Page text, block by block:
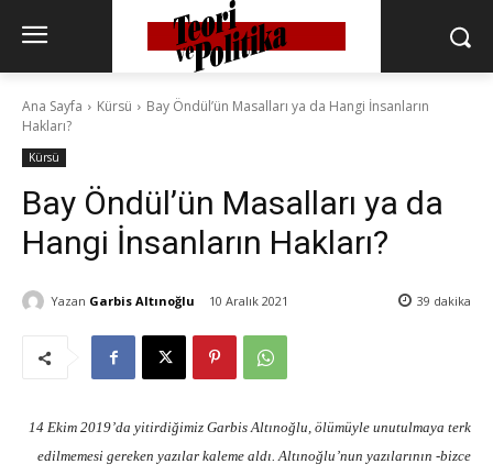
Ana Sayfa Kürsü
Bay Öndül’ün Masalları ya da Hangi İnsanların
Hakları?
Kürsü
Bay Öndül’ün Masalları ya da
Hangi İnsanların Hakları?
Yazan Garbis Altınoğlu 10 Aralık 2021 39 dakika
14 Ekim 2019’da yitirdiğimiz Garbis Altınoğlu, ölümüyle unutulmaya terk
edilmemesi gereken yazılar kaleme aldı. Altınoğlu’nun yazılarının -bizce